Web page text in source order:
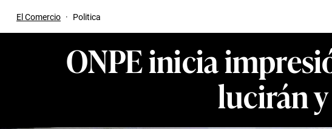
El Comercio · Politica
ONPE inicia
lucirán